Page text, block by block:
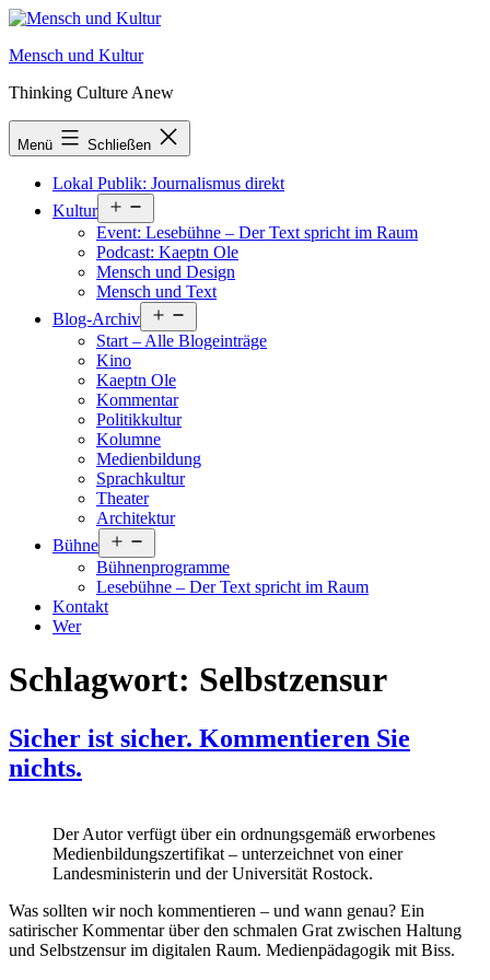
Zum
springen
Mensch und Kultur
Thinking Culture Anew
Menü Schließen
Lokal Publik: Journalismus direkt
Kultur
öffnen
Event: Lesebühne – Der Text spricht im Raum
Podcast: Kaeptn Ole
Mensch und Design
Mensch und Text
Blog-Archiv
öffnen
Start – Alle Blogeinträge
Kino
Kaeptn Ole
Kommentar
Politikkultur
Kolumne
Medienbildung
Sprachkultur
Theater
Architektur
Bühne
öffnen
Bühnenprogramme
Lesebühne – Der Text spricht im Raum
Kontakt
Wer
Schlagwort: Selbstzensur
Sicher ist sicher. Kommentieren Sie
nichts.
Der Autor verfügt über ein ordnungsgemäß erworbenes
Medienbildungszertifikat – unterzeichnet von einer
Landesministerin und der Universität Rostock.
Was sollten wir noch kommentieren – und wann genau? Ein
satirischer Kommentar über den schmalen Grat zwischen Haltung
und Selbstzensur im digitalen Raum. Medienpädagogik mit Biss.